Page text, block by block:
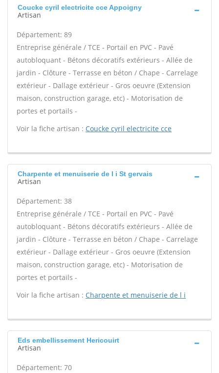
Coucke cyril electricite cce Appoigny
Artisan
Département: 89
Entreprise générale / TCE - Portail en PVC - Pavé
autobloquant - Bétons décoratifs extérieurs - Allée de
jardin - Clôture - Terrasse en béton / Chape - Carrelage
extérieur - Dallage extérieur - Gros oeuvre (Extension
maison, construction garage, etc) - Motorisation de
portes et portails -
Voir la fiche artisan : Coucke cyril electricite cce
Charpente et menuiserie de l i St gervais
Artisan
Département: 38
Entreprise générale / TCE - Portail en PVC - Pavé
autobloquant - Bétons décoratifs extérieurs - Allée de
jardin - Clôture - Terrasse en béton / Chape - Carrelage
extérieur - Dallage extérieur - Gros oeuvre (Extension
maison, construction garage, etc) - Motorisation de
portes et portails -
Voir la fiche artisan : Charpente et menuiserie de l i
Eds embellissement Hericouirt
Artisan
Département: 70